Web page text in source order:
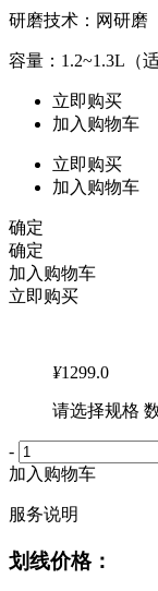
研磨技术：网研磨
容量：1.2~1.3L（
立即购买
加入购物车
立即购买
加入购物车
确定
确定
加入购物车
立即购买
¥1299.0
请选择规格
-
加入购物车
服务说明
划线价格：